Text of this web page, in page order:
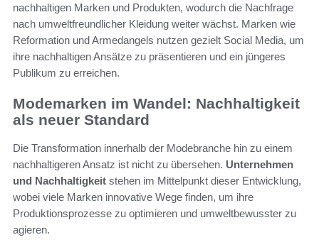
nachhaltigen Marken und Produkten, wodurch die Nachfrage
nach umweltfreundlicher Kleidung weiter wächst. Marken wie
Reformation und Armedangels nutzen gezielt Social Media, um
ihre nachhaltigen Ansätze zu präsentieren und ein jüngeres
Publikum zu erreichen.
Modemarken im Wandel: Nachhaltigkeit
als neuer Standard
Die Transformation innerhalb der Modebranche hin zu einem
nachhaltigeren Ansatz ist nicht zu übersehen. Unternehmen
und Nachhaltigkeit stehen im Mittelpunkt dieser Entwicklung,
wobei viele Marken innovative Wege finden, um ihre
Produktionsprozesse zu optimieren und umweltbewusster zu
agieren.